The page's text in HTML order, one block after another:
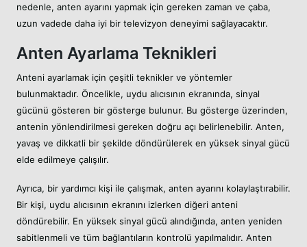
nedenle, anten ayarını yapmak için gereken zaman ve çaba,
uzun vadede daha iyi bir televizyon deneyimi sağlayacaktır.
Anten Ayarlama Teknikleri
Anteni ayarlamak için çeşitli teknikler ve yöntemler
bulunmaktadır. Öncelikle, uydu alıcısının ekranında, sinyal
gücünü gösteren bir gösterge bulunur. Bu gösterge üzerinden,
antenin yönlendirilmesi gereken doğru açı belirlenebilir. Anten,
yavaş ve dikkatli bir şekilde döndürülerek en yüksek sinyal gücü
elde edilmeye çalışılır.
Ayrıca, bir yardımcı kişi ile çalışmak, anten ayarını kolaylaştırabilir.
Bir kişi, uydu alıcısının ekranını izlerken diğeri anteni
döndürebilir. En yüksek sinyal gücü alındığında, anten yeniden
sabitlenmeli ve tüm bağlantıların kontrolü yapılmalıdır. Anten